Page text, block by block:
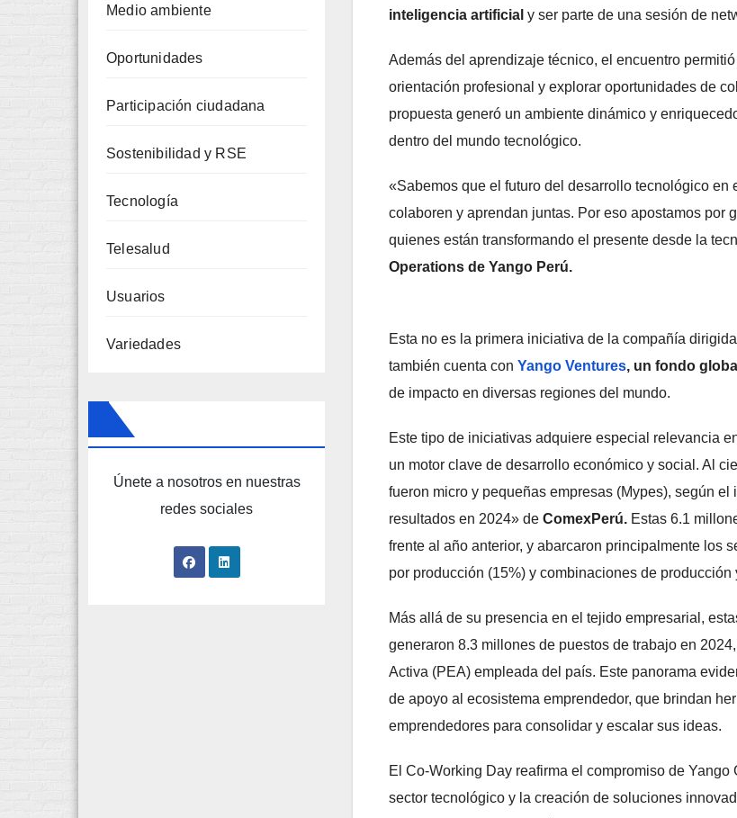
Medio ambiente
Oportunidades
Participación ciudadana
Sostenibilidad y RSE
Tecnología
Telesalud
Usuarios
Variedades
Únete a nosotros en nuestras
redes sociales
inteligencia artificial y ser parte de una sesión de
Además del aprendizaje técnico, el encuentro
orientación profesional y explorar oportunidades de
propuesta generó un ambiente dinámico y
dentro del mundo tecnológico.
«Sabemos que el futuro del desarrollo tecnológico
colaboren y aprendan juntas. Por eso apostamos por
quienes están transformando el presente desde la
Operations de Yango Perú.
Esta no es la primera iniciativa de la compañía
también cuenta con Yango Ventures, un fondo
de impacto en diversas regiones del mundo.
Este tipo de iniciativas adquiere especial relevancia
un motor clave de desarrollo económico y social. Al
fueron micro y pequeñas empresas (Mypes), según
resultados en 2024» de ComexPerú. Estas 6.1
frente al año anterior, y abarcaron principalmente los
por producción (15%) y combinaciones de producción
Más allá de su presencia en el tejido empresarial,
generaron 8.3 millones de puestos de trabajo en
Activa (PEA) empleada del país. Este panorama
de apoyo al ecosistema emprendedor, que brindan
emprendedores para consolidar y escalar sus ideas.
El Co-Working Day reafirma el compromiso de
sector tecnológico y la creación de soluciones